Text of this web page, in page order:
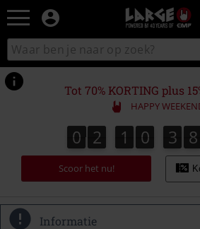
Large
–
Muziek-,
en
gaming-
merch
+
kleding
Zoek
in
catalogus
Tot 70% KORTING plus
HAPPY
0
0 2
2 1
1 0
0 3
3 8
8
8
8
Scoor het nu!
Informatie